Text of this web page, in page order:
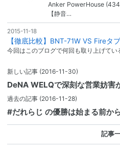
Anker PowerHouse
【静音…
2015-11-18
【徹底比較】BNT-71W VS Fireタ
今回はこのブログで何回も取り上げて
新しい記事 (2016-11-30)
DeNA WELQで深刻な営業妨害
過去の記事 (2016-11-28)
#だれらじ の優勝は始まる前
記事